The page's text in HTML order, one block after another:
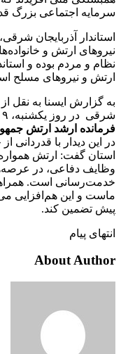
سرمایه اجتماعی بزرگ
استاندار آذربایجان
نیروهای ارتش و
نظام و مردم بوده و
ارتش و نیروهای مسلح
به گزارش ایسنا به نقل
شرقی در روز یکشنبه، ۹ شهریور،
فرمانده ارشد ارتش
در این دیدار با قدردانی
استان گفت: ارتش
وظایف دفاعی، در
خدمت‌رسانی است.
ماست و این هم‌افزایی
پیش تضمین کند.
انتهای پیام
About Author